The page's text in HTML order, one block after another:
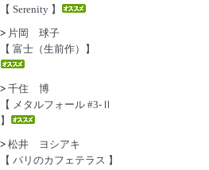
【 Serenity 】
> 片岡 球子
【 富士（生前作）】
> 千住 博
【 メタルフォール #3-Ⅱ
】
> 松井 ヨシアキ
【 パリのカフェテラス 】